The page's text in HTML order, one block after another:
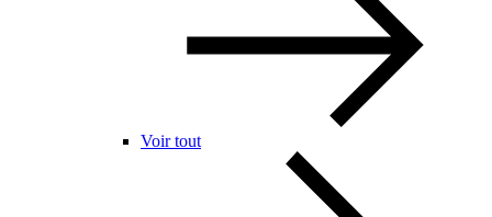
Voir tout